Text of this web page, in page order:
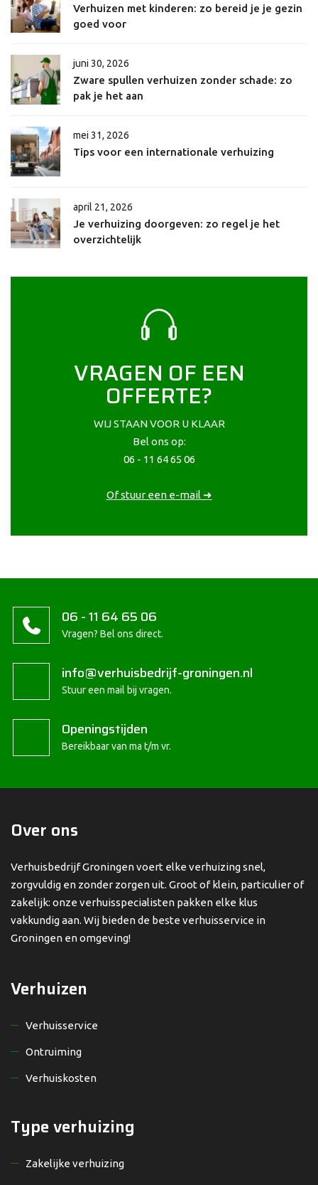
Verhuizen met kinderen: zo bereid je je gezin
goed voor
juni 30, 2026
Zware spullen verhuizen zonder schade: zo
pak je het aan
mei 31, 2026
Tips voor een internationale verhuizing
april 21, 2026
Je verhuizing doorgeven: zo regel je het
overzichtelijk
VRAGEN OF EEN
OFFERTE?
WIJ STAAN VOOR U KLAAR
Bel ons op:
06 - 11 64 65 06
Of stuur een e-mail ➜
06 - 11 64 65 06
Vragen? Bel ons direct.
info@verhuisbedrijf-groningen.nl
Stuur een mail bij vragen.
Openingstijden
Bereikbaar van ma t/m vr.
Over ons
Verhuisbedrijf Groningen voert elke verhuizing snel,
zorgvuldig en zonder zorgen uit. Groot of klein, particulier of
zakelijk: onze verhuisspecialisten pakken elke klus
vakkundig aan. Wij bieden de beste verhuisservice in
Groningen en omgeving!
Verhuizen
Verhuisservice
Ontruiming
Verhuiskosten
Type verhuizing
Zakelijke verhuizing